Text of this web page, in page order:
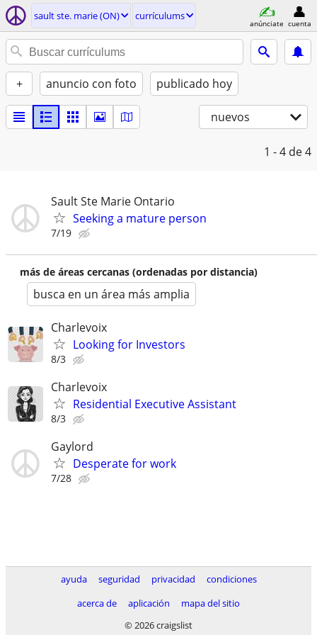
sault ste. marie (ON) currículums
anúnciate cuenta
+ anuncio con foto publicado hoy
nuevos
1 - 4 de 4
Sault Ste Marie Ontario
Seeking a mature person
7/19
más de áreas cercanas (ordenadas por distancia)
busca en un área más amplia
Charlevoix
Looking for Investors
8/3
Charlevoix
Residential Executive Assistant
8/3
Gaylord
Desperate for work
7/28
ayuda seguridad privacidad
condiciones
acerca de
aplicación
mapa del sitio
© 2026 craigslist